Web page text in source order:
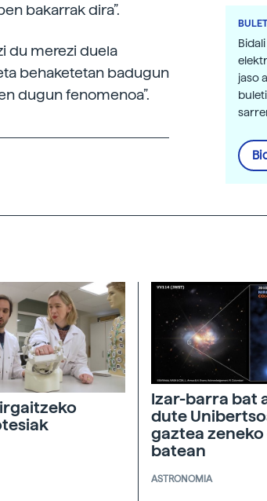
bakarrak dira”.
du merezi duela
behaketetan badugun
dugun fenomenoa”.
jaso
Izar-barra bat
dute
gaztea zeneko
batean
ASTRONOMIA